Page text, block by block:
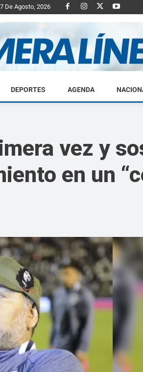
De Agosto, 2026
Diario
DEPORTES AGENDA
vez y
en un